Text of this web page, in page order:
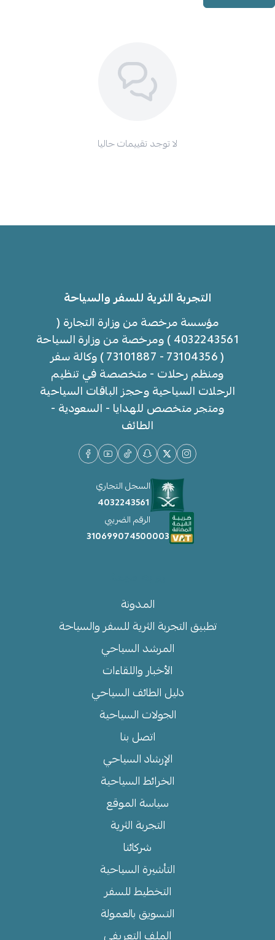
لا توجد تقييمات حاليا
التجربة الثرية للسفر والسياحة
مؤسسة مرخصة من وزارة التجارة (
4032243561 ) ومرخصة من وزارة السياحة
( 73104356 - 73101887 ) وكالة سفر
ومنظم رحلات - متخصصة في تنظيم
الرحلات السياحية وحجز الباقات السياحية
ومتجر متخصص للهدايا - السعودية -
الطائف
السجل التجاري
4032243561
الرقم الضريبي
310699074500003
المدونة
تطبيق التجربة الثرية للسفر والسياحة
المرشد السياحي
الأخبار واللقاءات
دليل الطائف السياحي
الجولات السياحية
اتصل بنا
الإرشاد السياحي
الخرائط السياحية
سياسة الموقع
التجربة الثرية
شركائنا
التأشيرة السياحية
التخطيط للسفر
التسويق بالعمولة
الملف التعريفي